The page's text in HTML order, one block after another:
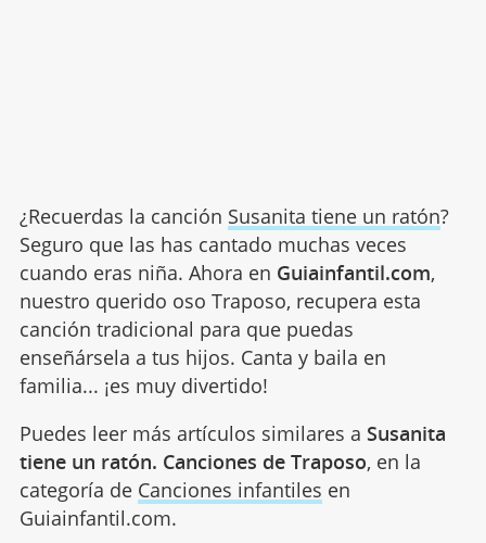
¿Recuerdas la canción Susanita tiene un ratón?
Seguro que las has cantado muchas veces
cuando eras niña. Ahora en Guiainfantil.com,
nuestro querido oso Traposo, recupera esta
canción tradicional para que puedas
enseñársela a tus hijos. Canta y baila en
familia... ¡es muy divertido!
Puedes leer más artículos similares a Susanita
tiene un ratón. Canciones de Traposo, en la
categoría de Canciones infantiles en
Guiainfantil.com.